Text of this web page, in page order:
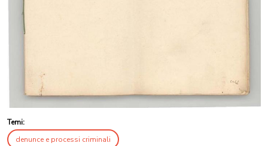
Temi:
denunce e processi criminali